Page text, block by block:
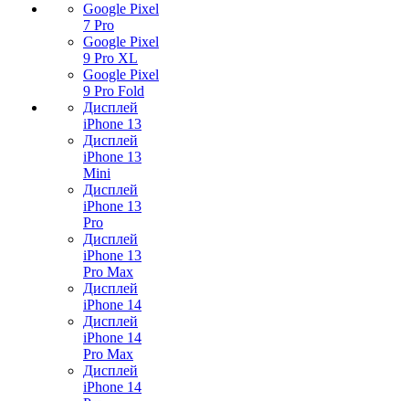
Google Pixel
7 Pro
Google Pixel
9 Pro XL
Google Pixel
9 Pro Fold
Дисплей
iPhone 13
Дисплей
iPhone 13
Mini
Дисплей
iPhone 13
Pro
Дисплей
iPhone 13
Pro Max
Дисплей
iPhone 14
Дисплей
iPhone 14
Pro Max
Дисплей
iPhone 14